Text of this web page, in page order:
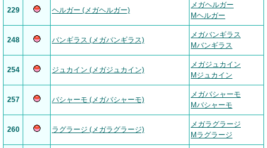
229 ヘルガー (メガヘルガー)
メガヘルガー
Mヘルガー
248 バンギラス (メガバンギラス)
メガバンギラス
Mバンギラス
254 ジュカイン (メガジュカイン)
メガジュカイン
Mジュカイン
257 バシャーモ (メガバシャーモ)
メガバシャーモ
Mバシャーモ
260 ラグラージ (メガラグラージ)
メガラグラージ
Mラグラージ